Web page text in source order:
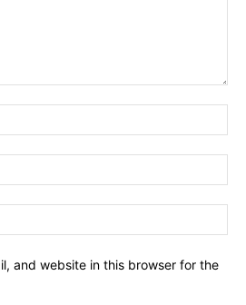
and website in this browser for the